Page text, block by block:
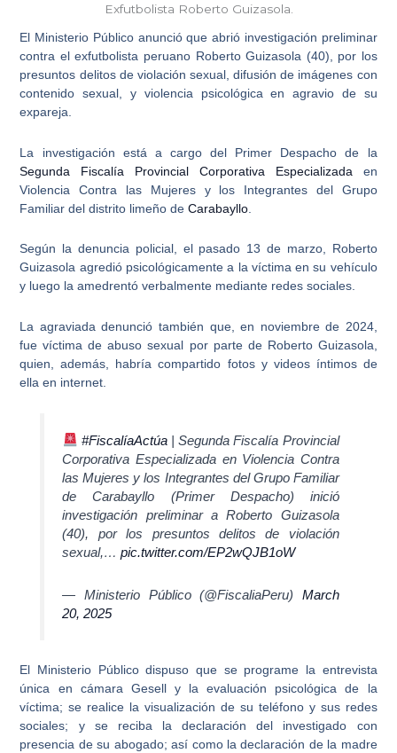
Exfutbolista Roberto Guizasola.
El Ministerio Público anunció que abrió investigación preliminar
contra elexfutbolista peruano Roberto Guizasola (40), por los
presuntos delitos de violación sexual, difusión de imágenes con
contenido sexual, y violencia psicológica en agravio de su
expareja.
La investigación está a cargo del Primer Despacho de la
Segunda Fiscalía Provincial Corporativa Especializada en
Violencia Contra las Mujeresy los Integrantes del Grupo
Familiar del distrito limeño deCarabayllo
Según la denuncia policial, el pasado 13 de marzo, Roberto
Guizasola agredió psicológicamente a la víctimaen su vehículo
y luego la amedrentó verbalmente mediante redes sociales.
La agraviada denunció también que, en noviembre de 2024,
fuevíctima de abuso sexual por parte de Roberto Guizasola
quien, además, habría compartido fotos y videos íntimos de
ella en internet.
#FiscalíaActúa | Segunda Fiscalía Provincial
Corporativa Especializada en Violencia Contra
las Mujeres y los Integrantes del Grupo Familiar
de Carabayllo (Primer Despacho) inició
investigación preliminar a Roberto Guizasola
(40), por los presuntos delitos de violación
sexual,…pic.twitter.com/EP2wQJB1oW
— Ministerio Público (@FiscaliaPeru) March
20, 2025
El Ministerio Público dispuso que se programe la entrevista
única en cámara Geselly la evaluación psicológica de la
víctima; se realice la visualización de su teléfono y sus redes
sociales; y se reciba la declaración del investigado con
presencia de su abogado; así como la declaración de la madre